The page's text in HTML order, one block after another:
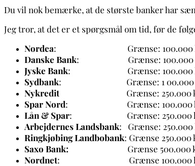
Du vil nok bemærke, at de største banker har
Jeg tror, at det er et spørgsmål om tid, før de
Nordea: Grænse: 100.000
Danske Bank: Grænse: 100.000 kr.
Jyske Bank: Grænse: 100.000 kr.
Sydbank: Grænse: 1 00.000 kr
Nykredit Grænse: 250.000 kr.
Spar Nord: Grænse: 100.000 kr.
Lån & Spar: Grænse: 250.000 kr.
Arbejdernes Landsbank: Grænse: 250.000
Ringkjøbing Landbobank: Grænse
Saxo Bank: Grænse 500.000 kr.
Nordnet: Grænse 100.000 kr.